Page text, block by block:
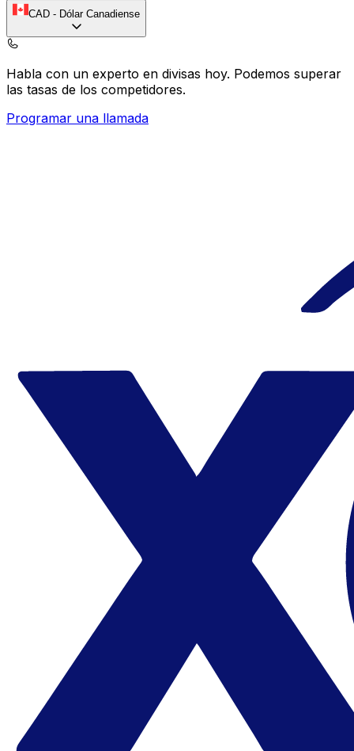
CAD - Dólar Canadiense
Habla con un experto en divisas hoy. Podemos superar
las tasas de los competidores.
Programar una llamada